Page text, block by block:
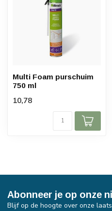
Multi Foam purschuim
750 ml
10,78
Abonneer je op onze
Blijf op de hoogte over onze